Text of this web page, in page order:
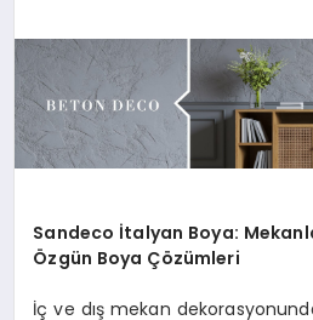
SAĞLIK
SIYASET
Sandeco İtalyan Boya:
Özgün Boya Çözümleri
İç ve dış mekan